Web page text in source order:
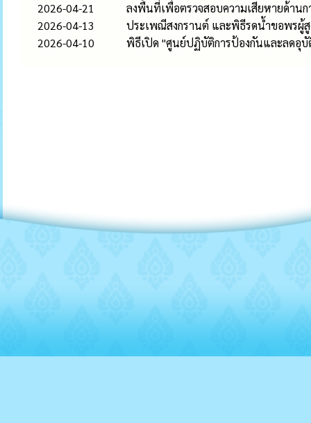
2026-04-21
ลงพื้นที่เพื่อตรวจสอบความเสียหายด้านก
2026-04-13
ประเพณีสงกรานต์ และพิธีรดน้ำขอพรผู้
2026-04-10
พิธีเปิด "ศูนย์ปฏิบัติการป้องกันและลดอุบั